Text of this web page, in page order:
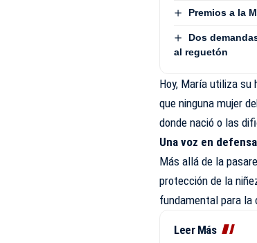
Premios a la
Dos
al reguetón
Hoy, María utiliza su
que ninguna mujer
donde nació o las
Una voz en
Más allá de la
protección de la
fundamental para la
Leer Más